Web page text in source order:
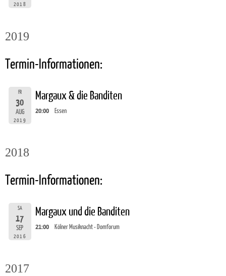
2018
2019
Termin-Informationen:
FR
30
AUG
2019
Margaux & die Banditen
20:00 Essen
2018
Termin-Informationen:
SA
17
SEP
2016
Margaux und die Banditen
21:00 Kölner Musiknacht - Domforum
2017